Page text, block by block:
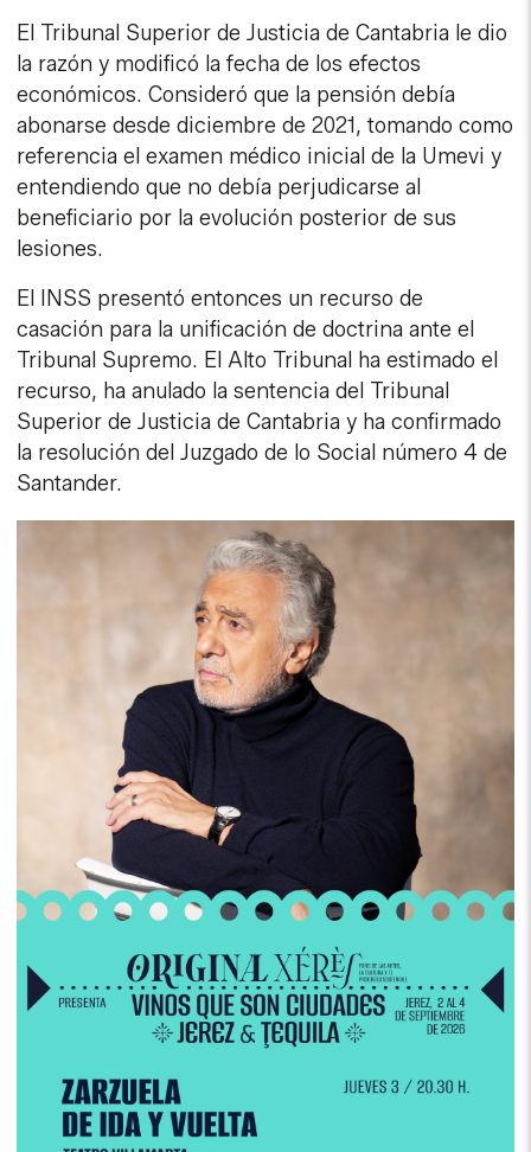
El Tribunal Superior de Justicia de Cantabria le dio
la razón y modificó la fecha de los efectos
económicos. Consideró que la pensión debía
abonarse desde diciembre de 2021, tomando como
referencia el examen médico inicial de la Umevi y
entendiendo que no debía perjudicarse al
beneficiario por la evolución posterior de sus
lesiones.
El INSS presentó entonces un recurso de
casación para la unificación de doctrina ante el
Tribunal Supremo. El Alto Tribunal ha estimado el
recurso, ha anulado la sentencia del Tribunal
Superior de Justicia de Cantabria y ha confirmado
la resolución del Juzgado de lo Social número 4 de
Santander.